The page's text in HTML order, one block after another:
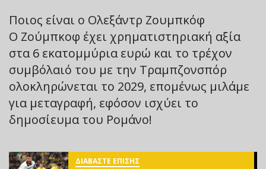
Ποιος είναι ο Ολεξάντρ Ζουμπκόφ
Ο Ζούμπκοφ έχει χρηματιστηριακή αξία
στα 6 εκατομμύρια ευρώ και το τρέχον
συμβόλαιό του με την Τραμπζονσπόρ
ολοκληρώνεται το 2029, επομένως μιλάμε
για μεταγραφή, εφόσον ισχύει το
δημοσίευμα του Ρομάνο!
ΔΙΑΒΑΣΤΕ ΕΠΙΣΗΣ